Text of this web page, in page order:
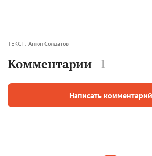
ТЕКСТ: Антон Солдатов
Комментарии 1
Написать комментарий